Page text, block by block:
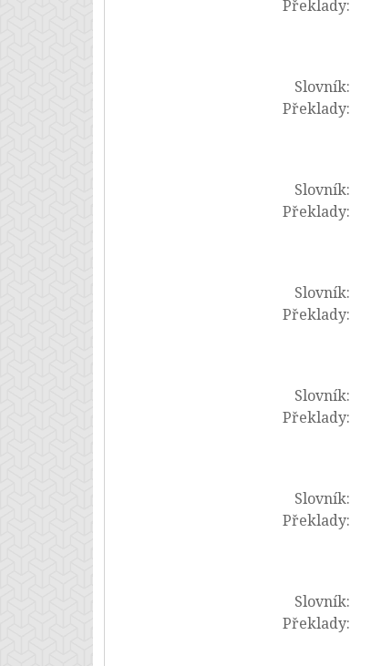
Překlady:
Slovník:
Překlady:
Slovník:
Překlady:
Slovník:
Překlady:
Slovník:
Překlady:
Slovník:
Překlady:
Slovník:
Překlady: